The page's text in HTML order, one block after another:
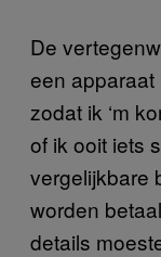
De
een
zodat ik ‘m
of ik ooit iets
vergelijkbare
worden
details